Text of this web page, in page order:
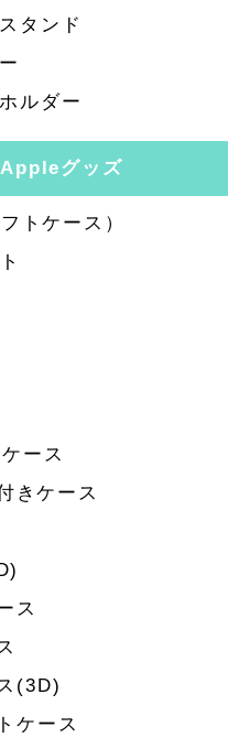
タンド
ルダー
グッズ
トケース）
ース
きケース
ス
(3D)
ケース